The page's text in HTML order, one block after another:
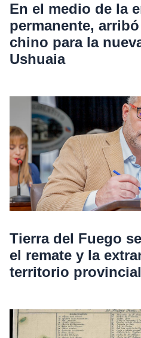
En el medio de la
permanente,
chino para la
Ushuaia
Tierra del Fuego
el remate y la
territorio provincial